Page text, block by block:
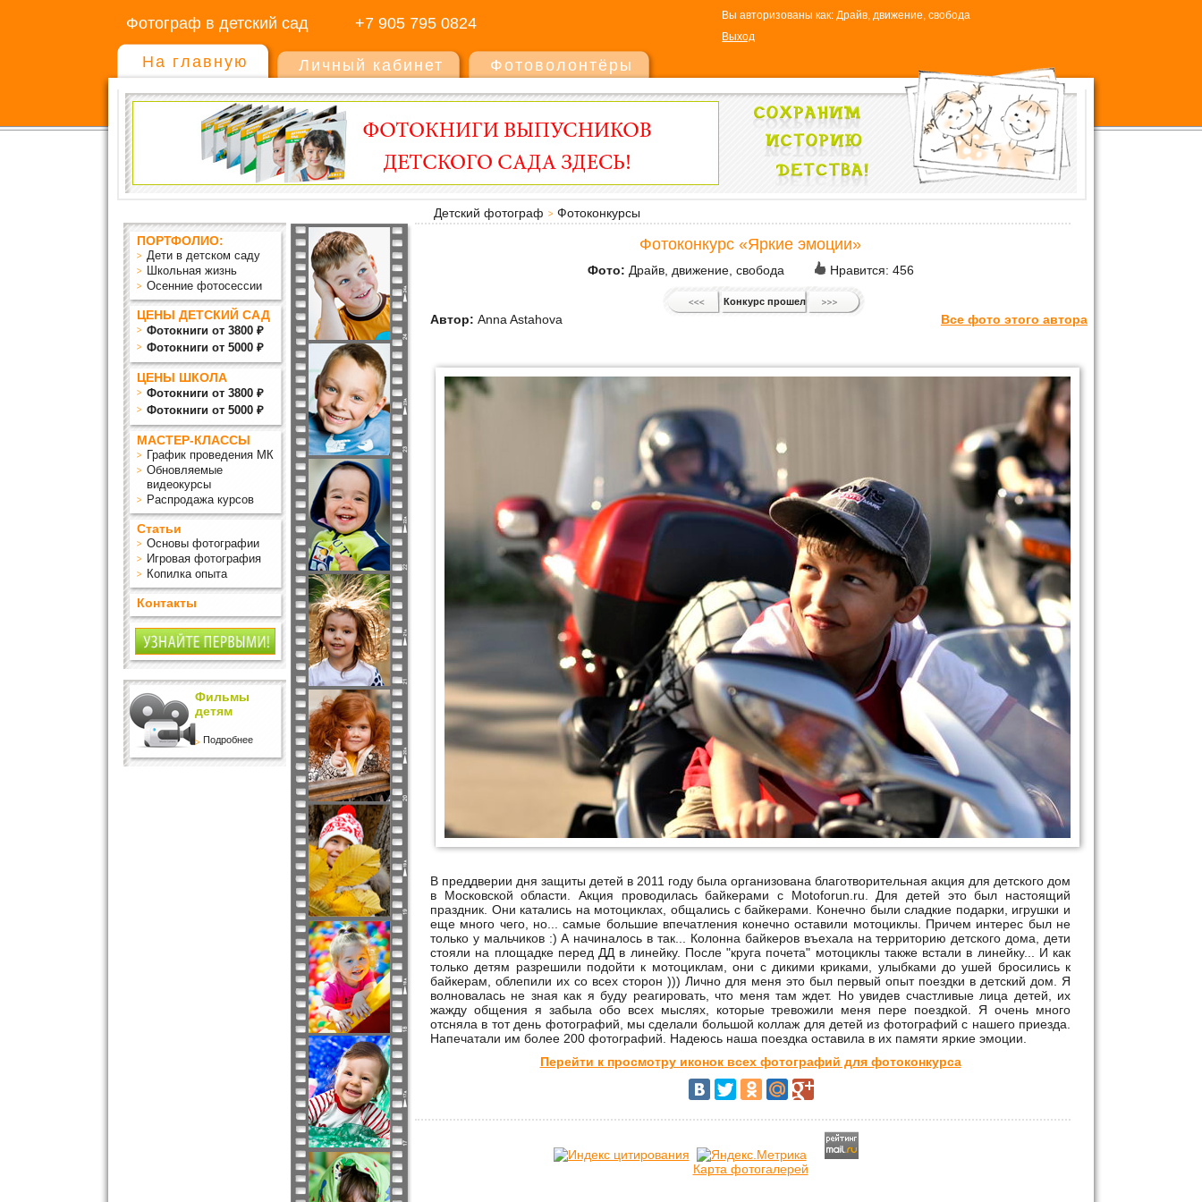
Фотограф в детский сад +7 905 795 0824
Вы авторизованы как: Драйв, движение, свобода
Выход
На главную Личный кабинет Фотоволонтёры
Детский фотограф
Фотоконкурсы
ПОРТФОЛИО:
Дети в детском саду
Школьная жизнь
Осенние фотосессии
ЦЕНЫ ДЕТСКИЙ САД
Фотокниги от 3800 ₽
Фотокниги от 5000 ₽
ЦЕНЫ ШКОЛА
Фотокниги от 3800 ₽
Фотокниги от 5000 ₽
МАСТЕР-КЛАССЫ
График проведения МК
Обновляемые
видеокурсы
Распродажа курсов
Статьи
Основы фотографии
Игровая фотография
Копилка опыта
Контакты
Фильмы
детям
Подробнее
Фотоконкурс «Яркие эмоции»
Фото: Драйв, движение, свобода Нравится: 456
Автор: Anna Astahova
Конкурс прошел
Все фото этого автора
В преддверии дня защиты детей в 2011 году была организована благотворительная акция для детского дом
в Московской области. Акция проводилась байкерами с Motoforun.ru. Для детей это был настоящий
праздник. Они катались на мотоциклах, общались с байкерами. Конечно были сладкие подарки, игрушки и
еще много чего, но... самые большие впечатления конечно оставили мотоциклы. Причем интерес был не
только у мальчиков :) А начиналось в так... Колонна байкеров въехала на территорию детского дома, дети
стояли на площадке перед ДД в линейку. После "круга почета" мотоциклы также встали в линейку... И как
только детям разрешили подойти к мотоциклам, они с дикими криками, улыбками до ушей бросились к
байкерам, облепили их со всех сторон ))) Лично для меня это был первый опыт поездки в детский дом. Я
волновалась не зная как я буду реагировать, что меня там ждет. Но увидев счастливые лица детей, их
жажду общения я забыла обо всех мыслях, которые тревожили меня пере поездкой. Я очень много
отсняла в тот день фотографий, мы сделали большой коллаж для детей из фотографий с нашего приезда.
Напечатали им более 200 фотографий. Надеюсь наша поездка оставила в их памяти яркие эмоции.
Перейти к просмотру иконок всех фотографий для фотоконкурса
Карта фотогалерей